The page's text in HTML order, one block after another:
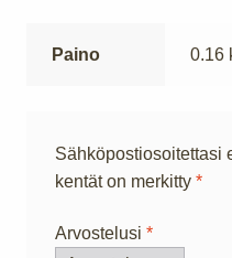
Paino 0.16
Sähköpostiosoitettasi
kentät on merkitty *
Arvostelusi *